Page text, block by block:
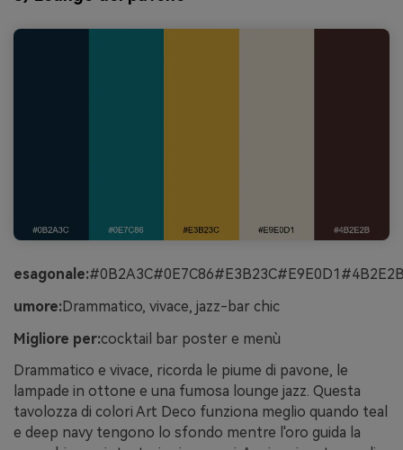
esagonale:
umore:Drammatico, vivace, jazz-bar chic
Migliore per:cocktail bar poster e menù
Drammatico e vivace, ricorda le piume di pavone, le
lampade in ottone e una fumosa lounge jazz. Questa
tavolozza di colori Art Deco funziona meglio quando teal
e deep navy tengono lo sfondo mentre l'oro guida la